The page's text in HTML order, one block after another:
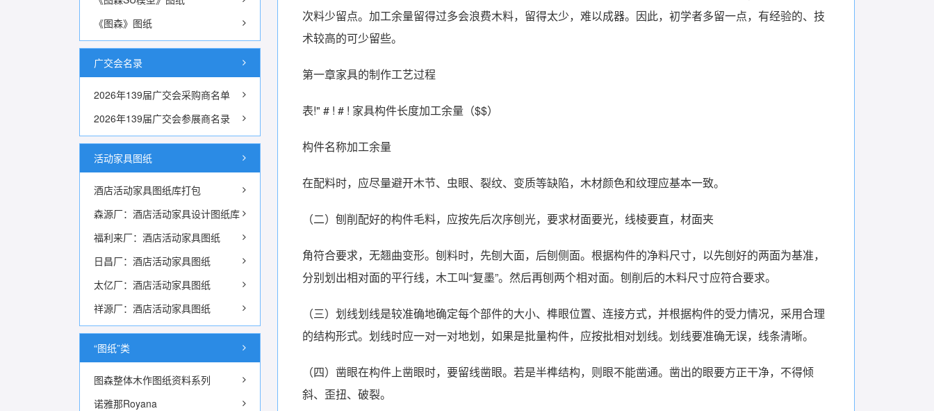
《图森》图纸
广交会名录
2026年139届广交会采购商名单
2026年139届广交会参展商名录
活动家具图纸
酒店活动家具图纸库打包
森源厂：酒店活动家具设计图纸库
福利来厂：酒店活动家具图纸
日昌厂：酒店活动家具图纸
太亿厂：酒店活动家具图纸
祥源厂：酒店活动家具图纸
“图纸”类
图森整体木作图纸资料系列
诺雅那Royana
次料少留点。加工余量留得过多会浪费木料，留得太少，难以成器。因此，初学者多留一点，有经验的、技
术较高的可少留些。
第一章家具的制作工艺过程
表!" # ! # ! 家具构件长度加工余量（$$）
构件名称加工余量
在配料时，应尽量避开木节、虫眼、裂纹、变质等缺陷，木材颜色和纹理应基本一致。
（二）刨削配好的构件毛料，应按先后次序刨光，要求材面要光，线棱要直，材面夹
角符合要求，无翘曲变形。刨料时，先刨大面，后刨侧面。根据构件的净料尺寸，以先刨好的两面为基准，
分别划出相对面的平行线，木工叫“复墨”。然后再刨两个相对面。刨削后的木料尺寸应符合要求。
（三）划线划线是较准确地确定每个部件的大小、榫眼位置、连接方式，并根据构件的受力情况，采用合理
的结构形式。划线时应一对一对地划，如果是批量构件，应按批相对划线。划线要准确无误，线条清晰。
（四）凿眼在构件上凿眼时，要留线凿眼。若是半榫结构，则眼不能凿通。凿出的眼要方正干净，不得倾
斜、歪扭、破裂。